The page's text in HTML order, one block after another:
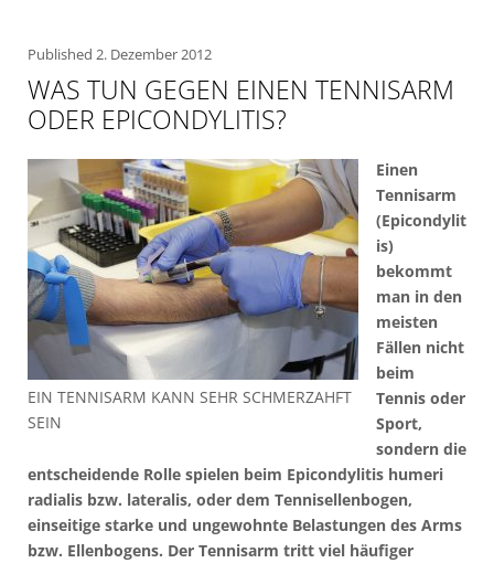
Published 2. Dezember 2012
WAS TUN GEGEN EINEN TENNISARM
ODER EPICONDYLITIS?
EIN TENNISARM KANN SEHR SCHMERZAHFT
SEIN
Einen
Tennisarm
(Epicondylit
is)
bekommt
man in den
meisten
Fällen nicht
beim
Tennis oder
Sport,
sondern die
entscheidende Rolle spielen beim Epicondylitis humeri
radialis bzw. lateralis, oder dem Tennisellenbogen,
einseitige starke und ungewohnte Belastungen des Arms
bzw. Ellenbogens. Der Tennisarm tritt viel häufiger